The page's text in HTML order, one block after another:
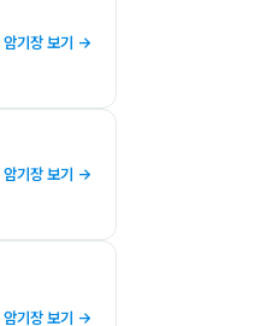
암기장 보기 →
암기장 보기 →
암기장 보기 →